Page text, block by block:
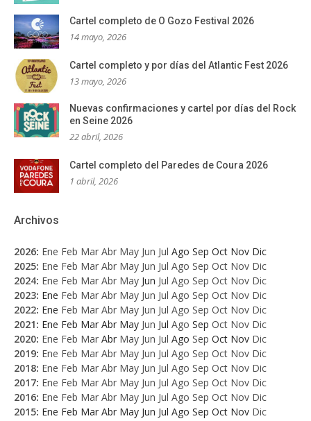
Cartel completo de O Gozo Festival 2026
14 mayo, 2026
Cartel completo y por días del Atlantic Fest 2026
13 mayo, 2026
Nuevas confirmaciones y cartel por días del Rock
en Seine 2026
22 abril, 2026
Cartel completo del Paredes de Coura 2026
1 abril, 2026
Archivos
2026: Ene Feb Mar Abr May Jun Jul Ago Sep Oct Nov Dic
2025: Ene Feb Mar Abr May Jun Jul Ago Sep Oct Nov Dic
2024: Ene Feb Mar Abr May Jun Jul Ago Sep Oct Nov Dic
2023: Ene Feb Mar Abr May Jun Jul Ago Sep Oct Nov Dic
2022: Ene Feb Mar Abr May Jun Jul Ago Sep Oct Nov Dic
2021: Ene Feb Mar Abr May Jun Jul Ago Sep Oct Nov Dic
2020: Ene Feb Mar Abr May Jun Jul Ago Sep Oct Nov Dic
2019: Ene Feb Mar Abr May Jun Jul Ago Sep Oct Nov Dic
2018: Ene Feb Mar Abr May Jun Jul Ago Sep Oct Nov Dic
2017: Ene Feb Mar Abr May Jun Jul Ago Sep Oct Nov Dic
2016: Ene Feb Mar Abr May Jun Jul Ago Sep Oct Nov Dic
2015: Ene Feb Mar Abr May Jun Jul Ago Sep Oct Nov Dic